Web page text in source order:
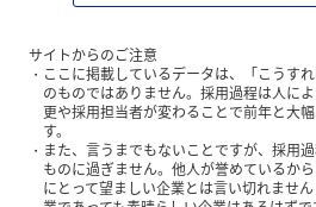
サイトからのご注意
ここに掲載しているデータは、「こうす
のものではありません。採用過程は人に
更や採用担当者が変わることで前年と大
す。
また、言うまでもないことですが、採用
ものに過ぎません。他人が誉めているか
にとって望ましい企業とは言い切れませ